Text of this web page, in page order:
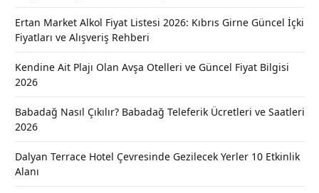
Ertan Market Alkol Fiyat Listesi 2026: Kıbrıs Girne Güncel İçki
Fiyatları ve Alışveriş Rehberi
Kendine Ait Plajı Olan Avşa Otelleri ve Güncel Fiyat Bilgisi
2026
Babadağ Nasıl Çıkılır? Babadağ Teleferik Ücretleri ve Saatleri
2026
Dalyan Terrace Hotel Çevresinde Gezilecek Yerler 10 Etkinlik
Alanı